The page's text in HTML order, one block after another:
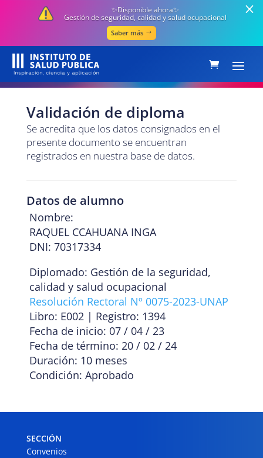
✨Disponible ahora✨
Gestión de seguridad, calidad y salud ocupacional
Saber más
Validación de diploma
Se acredita que los datos consignados en el
presente documento se encuentran
registrados en nuestra base de datos.
Datos de alumno
Nombre:
RAQUEL CCAHUANA INGA
DNI: 70317334
Diplomado: Gestión de la seguridad,
calidad y salud ocupacional
Resolución Rectoral Nº 0075-2023-UNAP
Libro: E002 | Registro: 1394
Fecha de inicio: 07 / 04 / 23
Fecha de término: 20 / 02 / 24
Duración: 10 meses
Condición: Aprobado
SECCIÓN
Convenios